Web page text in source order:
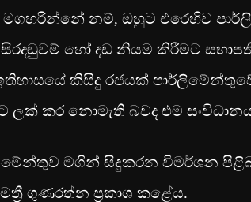
මගහරින්නේ නම්, ඔහුට එරෙහිව
හෝ දඩ නියම කිරීමට
කිසිදු රජයක්
කර නොමැති බවද එම
මගින් සිදුකරන විමර්ශන
ගුණරත්න ප්‍රකාශ කළේය.